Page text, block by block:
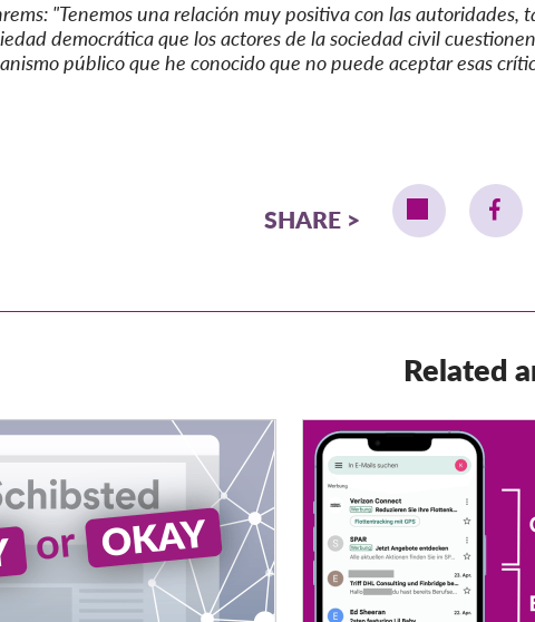
"Tenemos una relación muy positiva con las
democrática que los actores de la sociedad civil
público que he conocido que no puede aceptar esas
SHARE
Related